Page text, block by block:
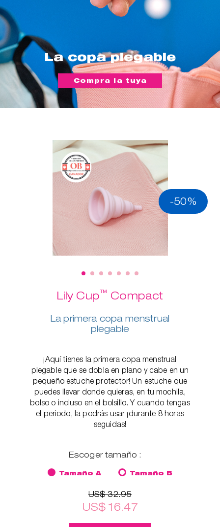
La copa plegable
Compra la tuya
-50%
Lily Cup™ Compact
La primera copa menstrual
plegable
¡Aquí tienes la primera copa menstrual
plegable que se dobla en plano y cabe en un
pequeño estuche protector! Un estuche que
puedes llevar donde quieras, en tu mochila,
bolso o incluso en el bolsillo. Y cuando tengas
el periodo, la podrás usar ¡durante 8 horas
seguidas!
Escoger tamaño :
Tamaño A Tamaño B
US$ 32.95
US$ 16.47